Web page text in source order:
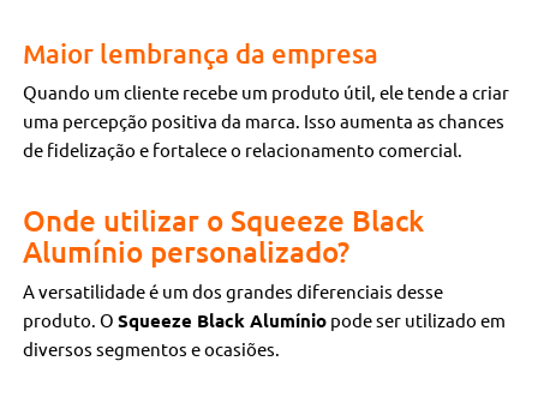
Maior lembrança da empresa
Quando um cliente recebe um produto útil, ele tende a criar
uma percepção positiva da marca. Isso aumenta as chances
de fidelização e fortalece o relacionamento comercial.
Onde utilizar o Squeeze Black
Alumínio personalizado?
A versatilidade é um dos grandes diferenciais desse
produto. OSqueeze Black Alumínio pode ser utilizado em
diversos segmentos e ocasiões.